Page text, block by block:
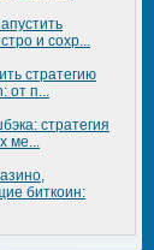
и сохр...
стратегию
от п...
стратегия
ме...
биткоин: